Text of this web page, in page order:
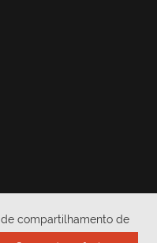
de compartilhamento de